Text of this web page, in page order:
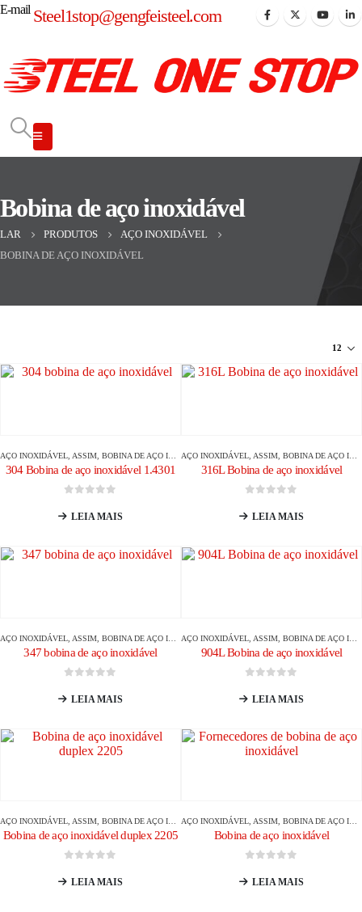
E-mail Steel1stop@gengfeisteel.com
Bobina de aço inoxidável
LAR PRODUTOS
AÇO INOXIDÁVEL
BOBINA DE AÇO INOXIDÁVEL
AÇO INOXIDÁVEL , ASSIM, BOBINA DE AÇO INOXIDÁVEL
304 Bobina de aço inoxidável 1.4301
LEIA MAIS
AÇO INOXIDÁVEL , ASSIM, BOBINA DE AÇO INOXIDÁVEL
316L Bobina de aço inoxidável
LEIA MAIS
AÇO INOXIDÁVEL , ASSIM, BOBINA DE AÇO INOXIDÁVEL
347 bobina de aço inoxidável
LEIA MAIS
AÇO INOXIDÁVEL , ASSIM, BOBINA DE AÇO INOXIDÁVEL
904L Bobina de aço inoxidável
LEIA MAIS
AÇO INOXIDÁVEL, ASSIM, BOBINA DE AÇO INOXIDÁVEL
Bobina de aço inoxidável duplex 2205
LEIA MAIS
AÇO INOXIDÁVEL, ASSIM, BOBINA DE AÇO INOXIDÁVEL
Bobina de aço inoxidável
LEIA MAIS